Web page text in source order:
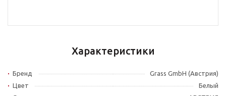
Характеристики
Бренд
Grass GmbH (Австрия)
Цвет
Белый